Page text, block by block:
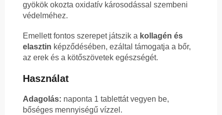
gyökök okozta oxidatív károsodással szembeni
védelméhez.
Emellett fontos szerepet játszik a kollagén és
elasztin képződésében, ezáltal támogatja a bőr,
az erek és a kötőszövetek egészségét.
Használat
Adagolás: naponta 1 tablettát vegyen be,
bőséges mennyiségű vízzel.